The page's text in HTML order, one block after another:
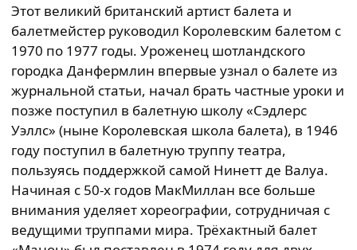
Этот великий британский артист балета и
балетмейстер руководил Королевским балетом с
1970 по 1977 годы. Уроженец шотландского
городка Данфермлин впервые узнал о балете из
журнальной статьи, начал брать частные уроки и
позже поступил в балетную школу «Сэдлерс
Уэллс» (ныне Королевская школа балета), в 1946
году поступил в балетную труппу театра,
пользуясь поддержкой самой Нинетт де Валуа.
Начиная с 50-х годов МакМиллан все больше
внимания уделяет хореографии, сотрудничая с
ведущими труппами мира. Трёхактный балет